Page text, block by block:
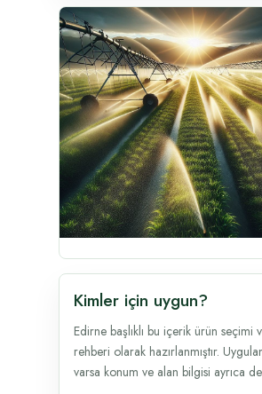
Kimler için uygun?
Edirne başlıklı bu içerik ürün seçimi
rehberi olarak hazırlanmıştır.
varsa konum ve alan bilgisi ayrıca